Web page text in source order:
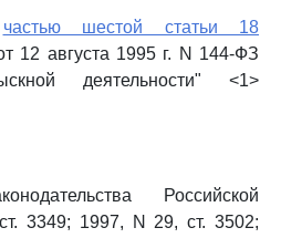
частью шестой статьи 18
12 августа 1995 г. N 144-ФЗ
деятельности" <1>
Российской
3349; 1997, N 29, ст. 3502;